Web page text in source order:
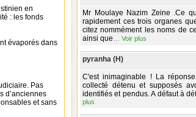
en
: les fonds
évaporés dans
Pas
d’anciennes
et sans
Mr Moulaye Nazim Zeine .Ce
rapidement ces trois organes
citez nommément les noms de
ainsi que
Voir plus
pyranha (H)
C'est inimaginable ! La
collecté détenu et supposés
identifiés et pendus. A défaut à
plus